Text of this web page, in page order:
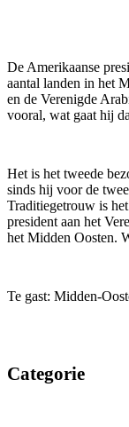
De Amerikaanse
aantal landen in het
en de Verenigde
vooral, wat gaat hij
Het is het tweede
sinds hij voor de
Traditiegetrouw is
president aan het
het Midden Oosten.
Te gast: Midden-
Categorie